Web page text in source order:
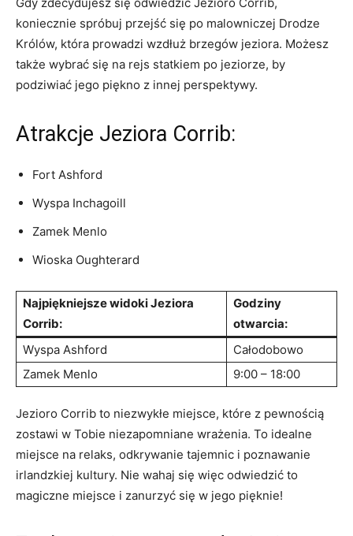
koniecznie spróbuj przejść się po malowniczej ‌Drodze
Królów, która prowadzi wzdłuż brzegów jeziora. Możesz
także wybrać się na rejs‍ statkiem po jeziorze, by
⁢podziwiać jego piękno z ⁢innej perspektywy.
Atrakcje Jeziora Corrib:
Fort ⁤Ashford
Wyspa Inchagoill
Zamek Menlo
Wioska⁣ Oughterard
Najpiękniejsze widoki Jeziora
Corrib:
Godziny
otwarcia:
Wyspa Ashford
Całodobowo
Zamek Menlo
9:00 – 18:00
Jezioro Corrib to niezwykłe miejsce, które z pewnością
zostawi w Tobie niezapomniane wrażenia. To idealne
miejsce na⁢ relaks, odkrywanie tajemnic i poznawanie
irlandzkiej kultury. Nie wahaj się więc‌ odwiedzić to
magiczne miejsce​ i zanurzyć się w jego pięknie!